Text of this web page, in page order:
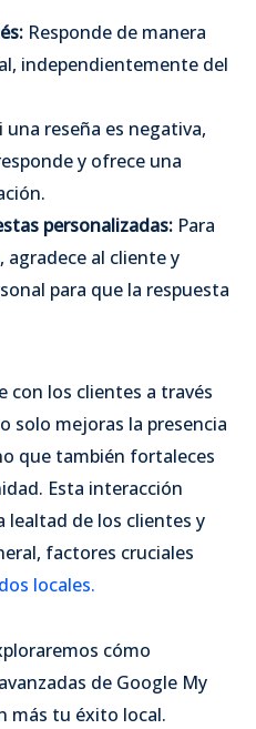
Responde de manera
independientemente del
una reseña es negativa,
y ofrece una
personalizadas: Para
agradece al cliente y
para que la respuesta
con los clientes a través
solo mejoras la presencia
que también fortaleces
Esta interacción
lealtad de los clientes y
factores cruciales
locales.
cómo
de Google My
más tu éxito local.